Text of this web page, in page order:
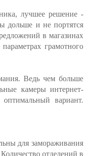
лучшее решение -
дольше и не портятся
в магазинах
грамотного
Ведь чем больше
камеры интернет-
вариант.
для замораживания
отделений в